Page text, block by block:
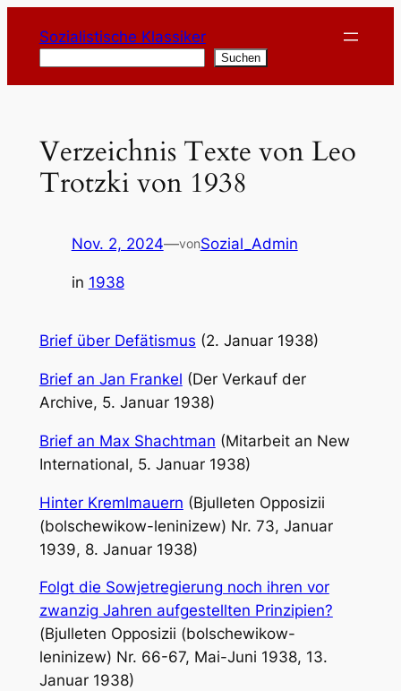
Inhalt
springen
Sozialistische Klassiker
Suchen
Verzeichnis Texte von Leo
Trotzki von 1938
Nov. 2, 2024—vonSozial_Admin
in 1938
Brief über Defätismus (2. Januar 1938)
Brief an Jan Frankel (Der Verkauf der
Archive, 5. Januar 1938)
Brief an Max Shachtman (Mitarbeit an New
International, 5. Januar 1938)
Hinter Kremlmauern (Bjulleten Opposizii
(bolschewikow-leninizew) Nr. 73, Januar
1939, 8. Januar 1938)
Folgt die Sowjetregierung noch ihren vor
zwanzig Jahren aufgestellten Prinzipien?
(Bjulleten Opposizii (bolschewikow-
leninizew) Nr. 66-67, Mai-Juni 1938, 13.
Januar 1938)